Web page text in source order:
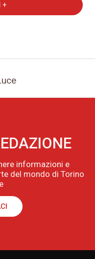
+
informazioni e
del mondo di Torino